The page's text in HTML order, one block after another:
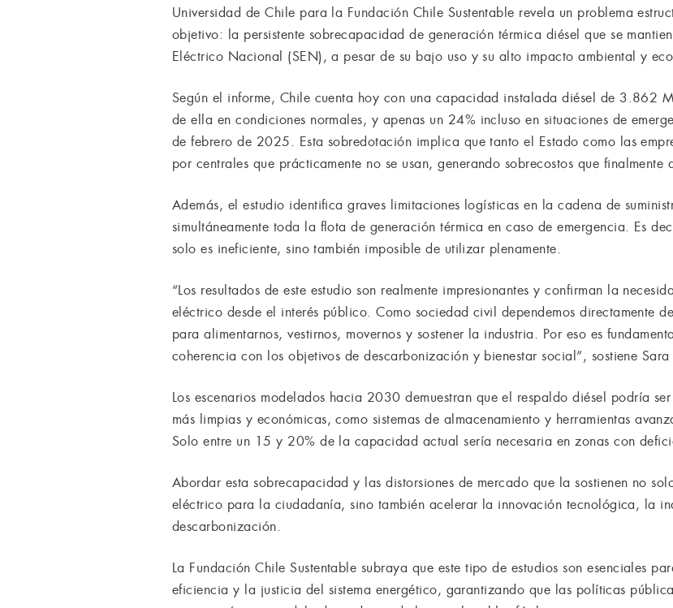
Universidad de Chile para la Fundación Chile Sustentable revela un problema
objetivo: la persistente sobrecapacidad de generación térmica diésel que se
Eléctrico Nacional (SEN), a pesar de su bajo uso y su alto impacto ambiental y
Según el informe, Chile cuenta hoy con una capacidad instalada diésel de 3.862
de ella en condiciones normales, y apenas un 24% incluso en situaciones de
de febrero de 2025. Esta sobredotación implica que tanto el Estado como las
por centrales que prácticamente no se usan, generando sobrecostos que finalmente
Además, el estudio identifica graves limitaciones logísticas en la cadena de
simultáneamente toda la flota de generación térmica en caso de emergencia. Es
solo es ineficiente, sino también imposible de utilizar plenamente.
“Los resultados de este estudio son realmente impresionantes y confirman la
eléctrico desde el interés público. Como sociedad civil dependemos directamente
para alimentarnos, vestirnos, movernos y sostener la industria. Por eso es
coherencia con los objetivos de descarbonización y bienestar social”, sostiene
Los escenarios modelados hacia 2030 demuestran que el respaldo diésel podría
más limpias y económicas, como sistemas de almacenamiento y herramientas
Solo entre un 15 y 20% de la capacidad actual sería necesaria en zonas con
Abordar esta sobrecapacidad y las distorsiones de mercado que la sostienen no
eléctrico para la ciudadanía, sino también acelerar la innovación tecnológica, la
descarbonización.
La Fundación Chile Sustentable subraya que este tipo de estudios son esenciales
eficiencia y la justicia del sistema energético, garantizando que las políticas